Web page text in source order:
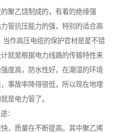
聚乙饶制成的，有着的绝缘强
管抗压能力的强，特别的适合高
当作高压电缆的保护官材是星不错
就是根据电力线路的传输特性来
度高，防水性好，在潮湿的环境
事故率降得很低，所以现在地埋
是电力管了。
：
，质量在不断提高。其中聚乙烯